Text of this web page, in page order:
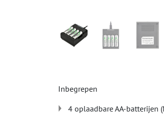
Inbegrepen
4 oplaadbare AA-batterijen